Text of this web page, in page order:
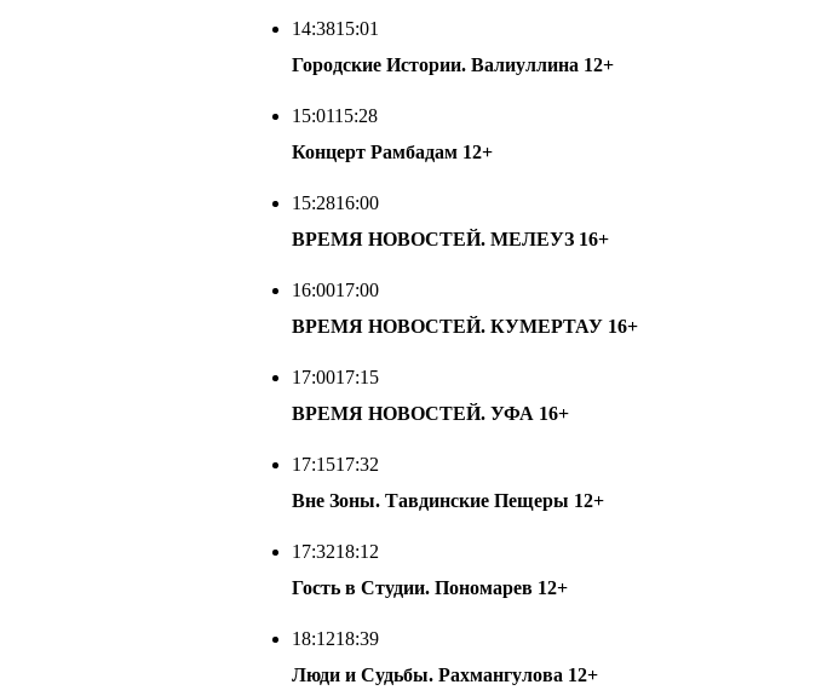
14:3815:01
Городские Истории. Валиуллина 12+
15:0115:28
Концерт Рамбадам 12+
15:2816:00
ВРЕМЯ НОВОСТЕЙ. МЕЛЕУЗ 16+
16:0017:00
ВРЕМЯ НОВОСТЕЙ. КУМЕРТАУ 16+
17:0017:15
ВРЕМЯ НОВОСТЕЙ. УФА 16+
17:1517:32
Вне Зоны. Тавдинские Пещеры 12+
17:3218:12
Гость в Студии. Пономарев 12+
18:1218:39
Люди и Судьбы. Рахмангулова 12+